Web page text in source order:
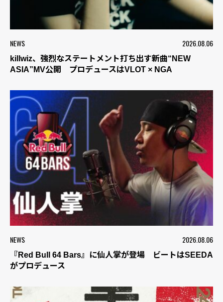
NEWS 2026.08.06
killwiz、強烈なステートメント打ち出す新曲“NEW
ASIA”MV公開 プロデュースはVLOT × NGA
NEWS 2026.08.06
『Red Bull 64 Bars』に仙人掌が登場 ビートはSEEDA
がプロデュース